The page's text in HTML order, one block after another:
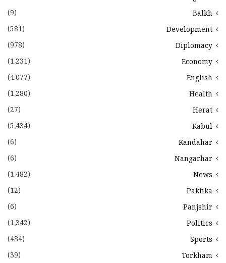
Balkh
(9)
Development
(581)
Diplomacy
(978)
Economy
(1،231)
English
(4،077)
Health
(1،280)
Herat
(27)
Kabul
(5،434)
Kandahar
(6)
Nangarhar
(6)
News
(1،482)
Paktika
(12)
Panjshir
(6)
Politics
(1،342)
Sports
(484)
Torkham
(39)